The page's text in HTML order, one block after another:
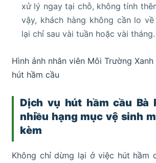
xử lý ngay tại chỗ, không tính
vậy, khách hàng không cần lo
lại chỉ sau vài tuần hoặc vài tháng.
Hình ảnh nhân viên Môi Trường
hút hầm cầu
Dịch vụ hút hầm cầu Bà
nhiều hạng mục vệ sinh
kèm
Không chỉ dừng lại ở việc hút hầm